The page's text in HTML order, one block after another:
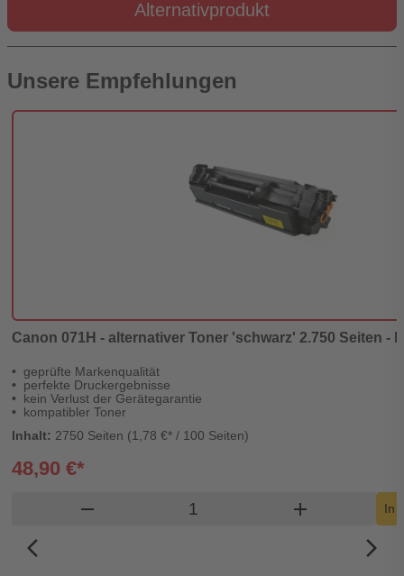
Alternativprodukt
Unsere Empfehlungen
Canon 071H - alternativer Toner 'schwarz' 2.750 Seiten -
geprüfte Markenqualität
perfekte Druckergebnisse
kein Verlust der Gerätegarantie
kompatibler Toner
Inhalt: 2750 Seiten (1,78 €* / 100 Seiten)
48,90 €*
remove Produkt Warenkorb Menge
add In
arrow_back_ios_new arrow_forward_ios